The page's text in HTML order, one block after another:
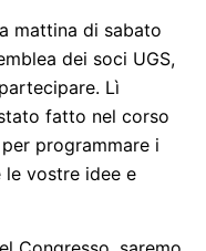
mattina di sabato
dei soci UGS,
Lì
fatto nel corso
per programmare i
vostre idee e